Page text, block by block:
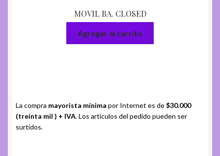
MOVIL BA. CLOSED
Agregar al carrito
La compra mayorista mínima por Internet es de$30.000
(treinta mil ) + IVA. Los artículos del pedido pueden ser
surtidos.